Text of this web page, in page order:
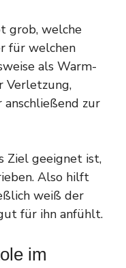
grob, welche
für welchen
als Warm-
Verletzung,
zur
Ziel geeignet ist,
Also hilft
weiß der
für ihn anfühlt.
im